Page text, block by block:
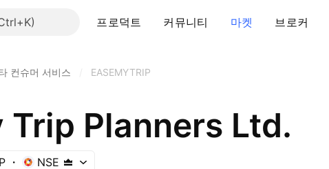
프로덕트 커뮤니티 마켓 브로커
컨슈머 서비스 EASEMYTRIP
Trip Planners Ltd.
NSE